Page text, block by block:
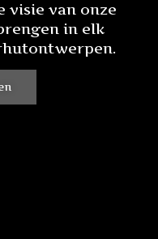
visie van onze
in elk